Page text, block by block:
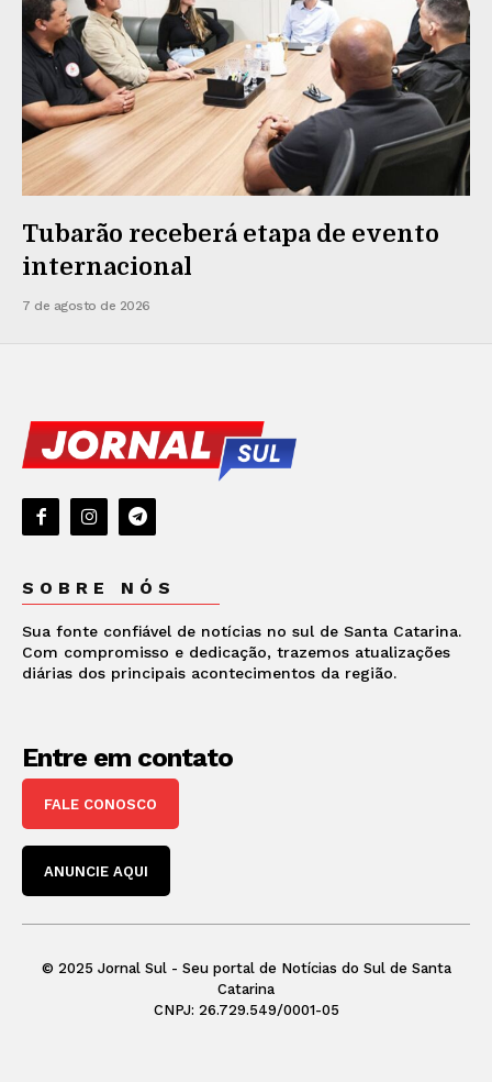
Tubarão receberá etapa de evento
internacional
7 de agosto de 2026
SOBRE NÓS
Sua fonte confiável de notícias no sul de Santa Catarina.
Com compromisso e dedicação, trazemos atualizações
diárias dos principais acontecimentos da região.
Entre em contato
FALE CONOSCO
ANUNCIE AQUI
© 2025 Jornal Sul - Seu portal de Notícias do Sul de Santa
Catarina
CNPJ: 26.729.549/0001-05